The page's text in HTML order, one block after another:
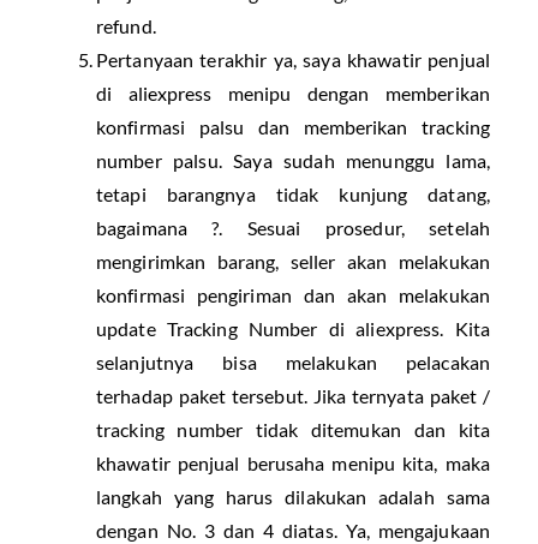
refund.
Pertanyaan terakhir ya, saya khawatir penjual
di aliexpress menipu dengan memberikan
konfirmasi palsu dan memberikan tracking
number palsu. Saya sudah menunggu lama,
tetapi barangnya tidak kunjung datang,
bagaimana ?. Sesuai prosedur, setelah
mengirimkan barang, seller akan melakukan
konfirmasi pengiriman dan akan melakukan
update Tracking Number di aliexpress. Kita
selanjutnya bisa melakukan pelacakan
terhadap paket tersebut. Jika ternyata paket /
tracking number tidak ditemukan dan kita
khawatir penjual berusaha menipu kita, maka
langkah yang harus dilakukan adalah sama
dengan No. 3 dan 4 diatas. Ya, mengajukaan